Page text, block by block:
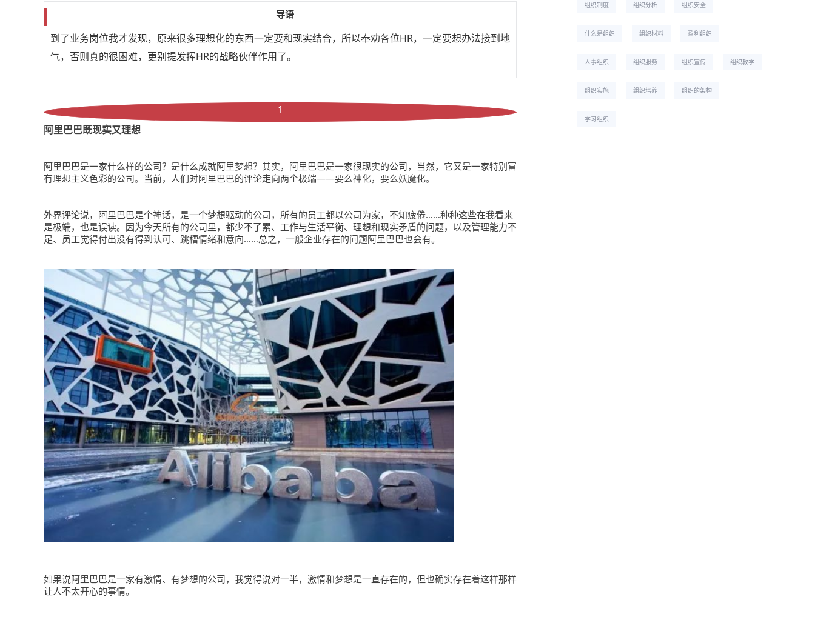
导语
到了业务岗位我才发现，原来很多理想化的东西一定要和现实结合，所以奉劝各位HR，一定要想办法接到地
气，否则真的很困难，更别提发挥HR的战略伙伴作用了。
1
阿里巴巴既现实又理想
阿里巴巴是一家什么样的公司？是什么成就阿里梦想？其实，阿里巴巴是一家很现实的公司，当然，它又是一家特别富
有理想主义色彩的公司。当前，人们对阿里巴巴的评论走向两个极端——要么神化，要么妖魔化。
外界评论说，阿里巴巴是个神话，是一个梦想驱动的公司，所有的员工都以公司为家，不知疲倦……种种这些在我看来
是极端，也是误读。因为今天所有的公司里，都少不了累、工作与生活平衡、理想和现实矛盾的问题，以及管理能力不
足、员工觉得付出没有得到认可、跳槽情绪和意向……总之，一般企业存在的问题阿里巴巴也会有。
如果说阿里巴巴是一家有激情、有梦想的公司，我觉得说对一半，激情和梦想是一直存在的，但也确实存在着这样那样
让人不太开心的事情。
组织制度 组织分析 组织安全
什么是组织 组织材料 盈利组织
人事组织 组织服务 组织宣传 组织教学
组织实施 组织培养 组织的架构
学习组织